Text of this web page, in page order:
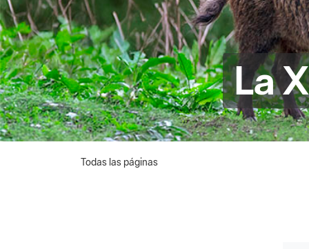
La
Todas las páginas